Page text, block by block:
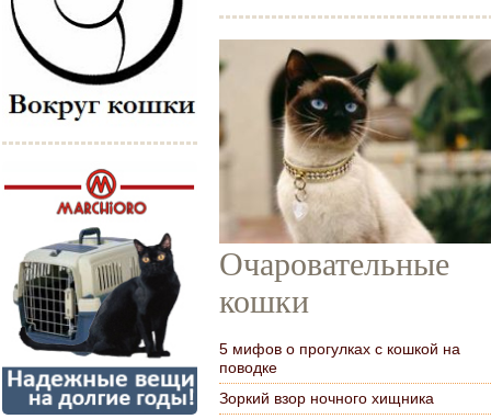
Очаровательные
кошки
5 мифов о прогулках с кошкой на
поводке
Зоркий взор ночного хищника